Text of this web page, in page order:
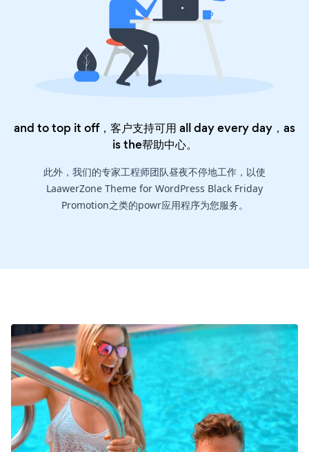
and to top it off，客户支持可用 all day every day，as
is the帮助中心。
此外，我们的专家工程师团队昼夜不停地工作，以使
LaawerZone Theme for WordPress Black Friday
Promotion之类的powr应用程序为您服务。